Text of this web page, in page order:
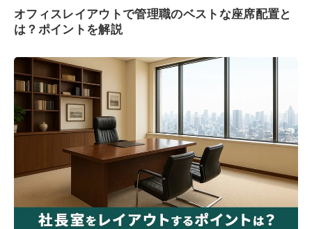
オフィスレイアウトで管理職のベストな座席配置と
は？ポイントを解説